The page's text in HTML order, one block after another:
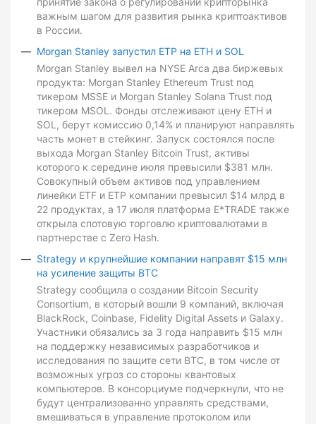
важным шагом для развития рынка криптоактивов
в России.
Morgan Stanley запустил ETP на ETH и SOL
Morgan Stanley вывел на NYSE Arca два биржевых
продукта: Morgan Stanley Ethereum Trust под
тикером MSSE и Morgan Stanley Solana Trust под
тикером MSOL. Фонды отслеживают цену ETH и
SOL, берут комиссию 0,14% и планируют направлять
часть монет в стейкинг. Запуск состоялся после
выхода Morgan Stanley Bitcoin Trust, активы
которого к середине июля превысили $381 млн.
Совокупный объем активов под управлением
линейки ETF и ETP компании превысил $14 млрд в
22 продуктах, а 17 июля платформа E*TRADE также
открыла спотовую торговлю криптовалютами в
партнерстве с Zero Hash.
Strategy и крупнейшие компании направят $15 млн
на усиление защиты BTC
Strategy сообщила о создании Bitcoin Security
Consortium, в который вошли 9 компаний, включая
BlackRock, Coinbase, Fidelity Digital Assets и Galaxy.
Участники обязались за 3 года направить $15 млн
на поддержку независимых разработчиков и
исследования по защите сети BTC, в том числе от
возможных угроз со стороны квантовых
компьютеров. В консорциуме подчеркнули, что не
будут централизованно управлять средствами,
вмешиваться в управление протоколом или